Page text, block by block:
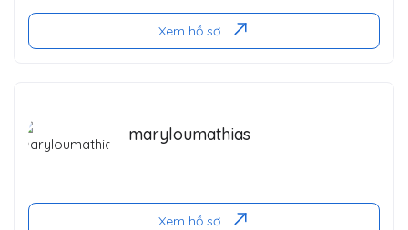
Xem hồ sơ
maryloumathias
Xem hồ sơ